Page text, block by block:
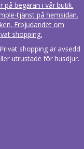
på begäran i vår butik.
tjänst på hemsidan.
Erbjudandet om
shopping.
shopping är avsedd
utrustade för husdjur.